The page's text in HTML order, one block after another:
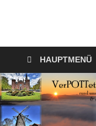
HAUPTMENÜ